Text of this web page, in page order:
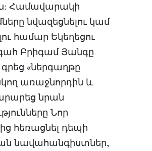
Համավարակի
նվազեցնելու կամ
համար Եկեղեցու
Բրիգամ Յանգը
«ներգաղթը
առաջնորդին և
նրան
Նոր
հեռացնել դեպի
նավահանգիստներ,